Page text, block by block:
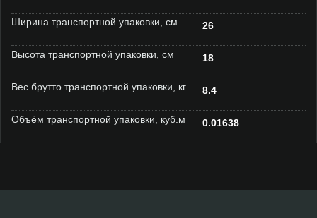
Ширина транспортной упаковки, см 26
Высота транспортной упаковки, см 18
Вес брутто транспортной упаковки, кг 8.4
Объём транспортной упаковки, куб.м 0.01638